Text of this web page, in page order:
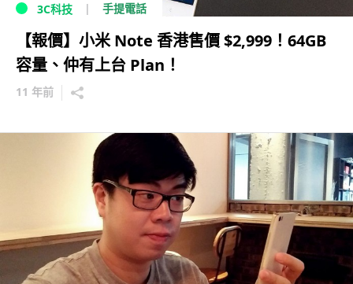
3C科技 手提電話
【報價】小米 Note 香港售價 $2,999！64GB
容量、仲有上台 Plan！
11 年前